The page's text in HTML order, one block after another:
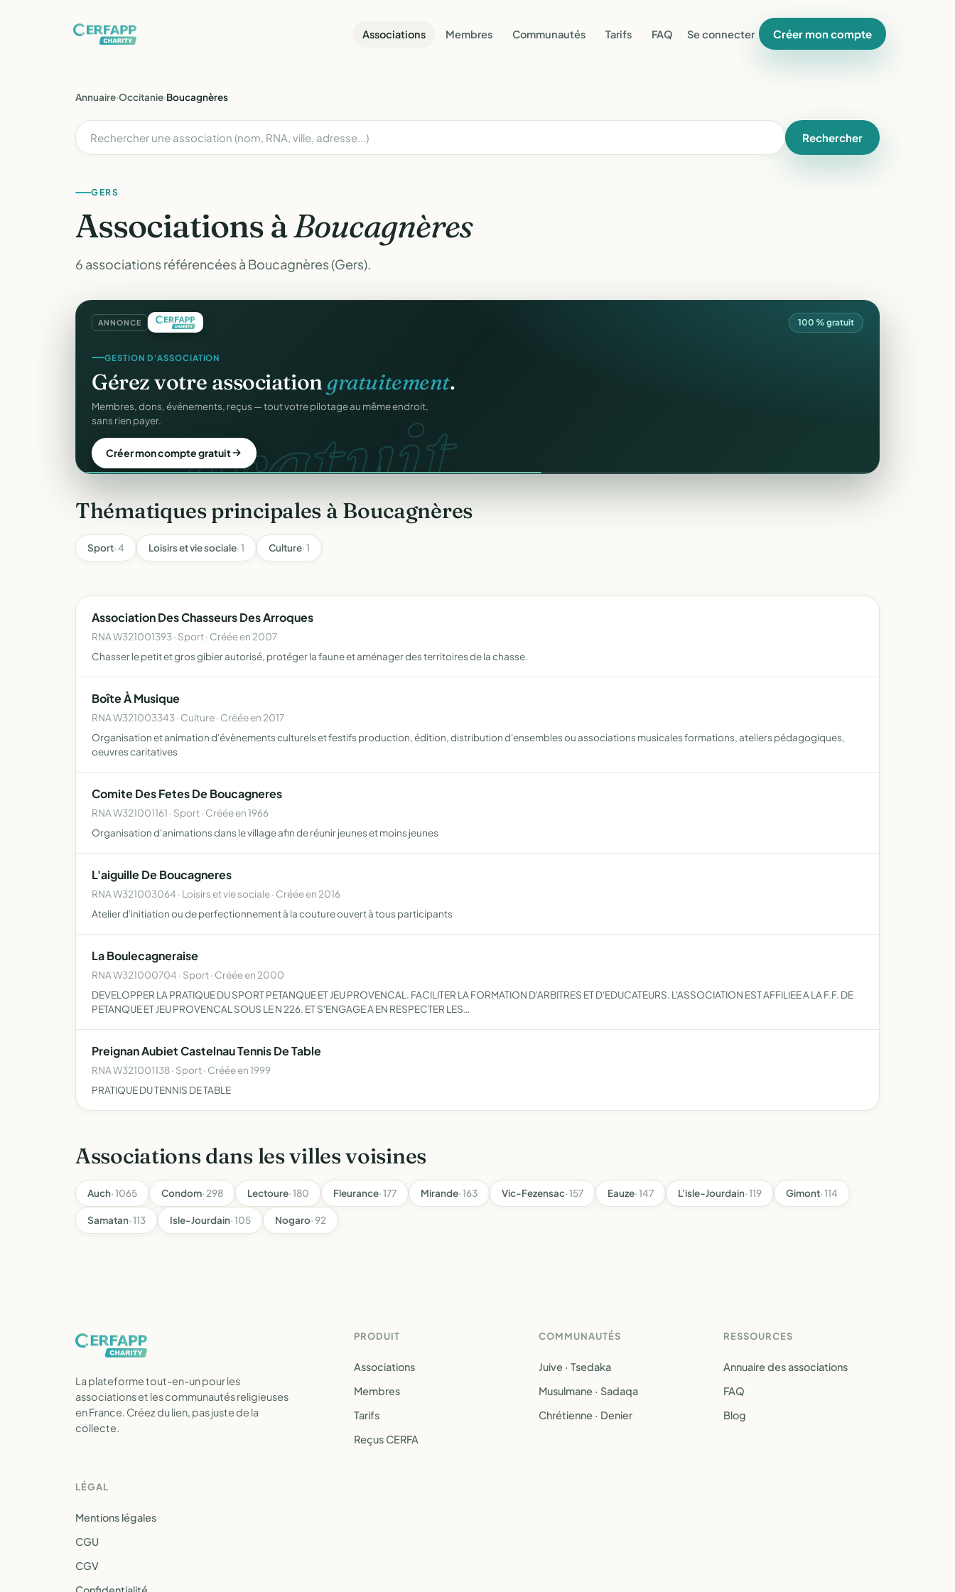
Associations Membres Communautés Tarifs FAQ Se connecter Créer mon compte
Annuaire›Occitanie›Boucagnères
Rechercher
GERS
Associations àBoucagnères
6 associations référencées à Boucagnères (Gers).
ANNONCE 100 % gratuit
gratuit.
GESTION D'ASSOCIATION
Gérez votre association gratuitement.
Membres, dons, événements, reçus — tout votre pilotage au même endroit,
sans rien payer.
Créer mon compte gratuit
Thématiques principales à Boucagnères
Sport· 4 Loisirs et vie sociale· 1 Culture· 1
Association Des Chasseurs Des Arroques
RNA W321001393 · Sport · Créée en 2007
Chasser le petit et gros gibier autorisé, protéger la faune et aménager des territoires de la chasse.
Boîte À Musique
RNA W321003343 · Culture · Créée en 2017
Organisation et animation d'évènements culturels et festifs production, édition, distribution d'ensembles ou associations musicales formations, ateliers pédagogiques,
oeuvres caritatives
Comite Des Fetes De Boucagneres
RNA W321001161 · Sport · Créée en 1966
Organisation d'animations dans le village afin de réunir jeunes et moins jeunes
L'aiguille De Boucagneres
RNA W321003064 · Loisirs et vie sociale · Créée en 2016
Atelier d'initiation ou de perfectionnement à la couture ouvert à tous participants
La Boulecagneraise
RNA W321000704 · Sport · Créée en 2000
DEVELOPPER LA PRATIQUE DU SPORT PETANQUE ET JEU PROVENCAL. FACILITER LA FORMATION D'ARBITRES ET D'EDUCATEURS. L'ASSOCIATION EST AFFILIEE A LA F.F. DE
PETANQUE ET JEU PROVENCAL SOUS LE N 226. ET S'ENGAGE A EN RESPECTER LES…
Preignan Aubiet Castelnau Tennis De Table
RNA W321001138 · Sport · Créée en 1999
PRATIQUE DU TENNIS DE TABLE
Associations dans les villes voisines
Auch· 1065 Condom· 298 Lectoure· 180 Fleurance· 177 Mirande· 163 Vic-Fezensac· 157 Eauze· 147 L'isle-Jourdain· 119 Gimont· 114
Samatan· 113 Isle-Jourdain· 105 Nogaro· 92
La plateforme tout-en-un pour les
associations et les communautés religieuses
en France. Créez du lien, pas juste de la
collecte.
PRODUIT
Associations
Membres
Tarifs
Reçus CERFA
COMMUNAUTÉS
Juive · Tsedaka
Musulmane · Sadaqa
Chrétienne · Denier
RESSOURCES
Annuaire des associations
FAQ
Blog
LÉGAL
Mentions légales
CGU
CGV